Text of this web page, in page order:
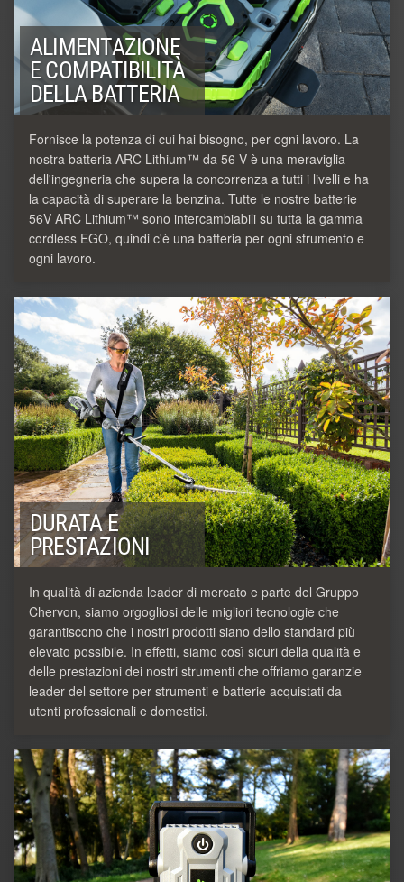
ALIMENTAZIONE
E COMPATIBILITÀ
DELLA BATTERIA
Fornisce la potenza di cui hai bisogno, per ogni lavoro. La
nostra batteria ARC Lithium™ da 56 V è una meraviglia
dell'ingegneria che supera la concorrenza a tutti i livelli e ha
la capacità di superare la benzina. Tutte le nostre batterie
56V ARC Lithium™ sono intercambiabili su tutta la gamma
cordless EGO, quindi c'è una batteria per ogni strumento e
ogni lavoro.
DURATA E
PRESTAZIONI
In qualità di azienda leader di mercato e parte del Gruppo
Chervon, siamo orgogliosi delle migliori tecnologie che
garantiscono che i nostri prodotti siano dello standard più
elevato possibile. In effetti, siamo così sicuri della qualità e
delle prestazioni dei nostri strumenti che offriamo garanzie
leader del settore per strumenti e batterie acquistati da
utenti professionali e domestici.